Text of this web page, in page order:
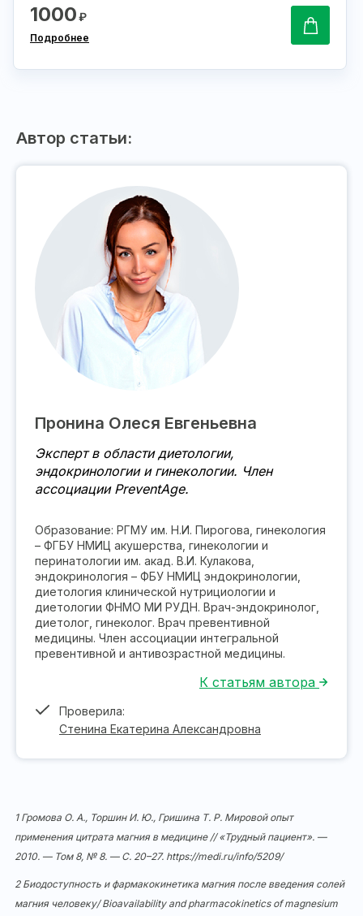
1000₽
Подробнее
Автор статьи:
Пронина Олеся Евгеньевна
Эксперт в области диетологии,
эндокринологии и гинекологии. Член
ассоциации PreventAge.
Образование: РГМУ им. Н.И. Пирогова, гинекология
– ФГБУ НМИЦ акушерства, гинекологии и
перинатологии им. акад. В.И. Кулакова,
эндокринология – ФБУ НМИЦ эндокринологии,
диетология клинической нутрициологии и
диетологии ФНМО МИ РУДН. Врач-эндокринолог,
диетолог, гинеколог. Врач превентивной
медицины. Член ассоциации интегральной
превентивной и антивозрастной медицины.
К статьям автора
Проверила:
Стенина Екатерина Александровна
1 Громова О. А., Торшин И. Ю., Гришина Т. Р. Мировой опыт
применения цитрата магния в медицине // «Трудный пациент». —
2010. — Том 8, № 8. — С. 20–27. https://medi.ru/info/5209/
2 Биодоступность и фармакокинетика магния после введения солей
магния человеку/ Bioavailability and pharmacokinetics of magnesium